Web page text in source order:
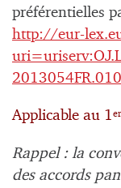
préférentielles
http://eur-
Applicable au 1er
Rappel : la
des accords